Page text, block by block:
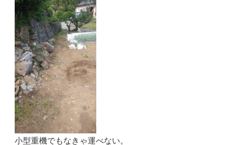
小型重機でもなきゃ運べない。